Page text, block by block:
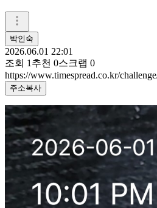
박인숙
2026.06.01 22:01
조회 1 추천 0스크랩 0
https://www.timespread.co.kr/
주소복사